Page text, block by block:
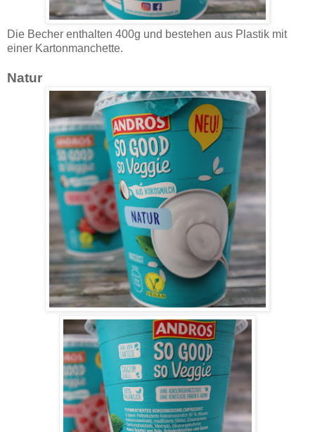
Die Becher enthalten 400g und bestehen aus Plastik mit
einer Kartonmanchette.
Natur